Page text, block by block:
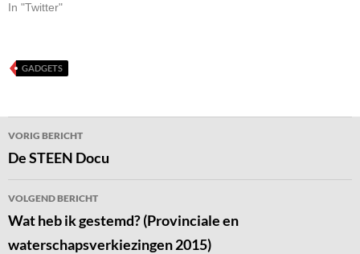
In "Twitter"
GADGETS
Bericht
navigatie
VORIG BERICHT
De STEEN Docu
VOLGEND BERICHT
Wat heb ik gestemd? (Provinciale en
waterschapsverkiezingen 2015)